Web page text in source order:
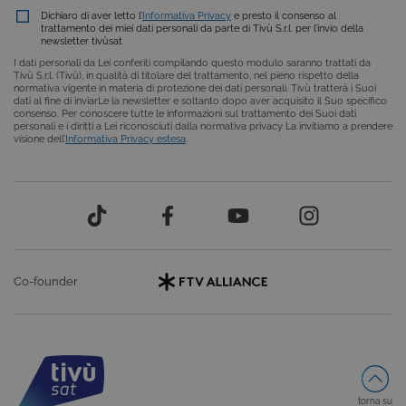
Dichiaro di aver letto l’Informativa Privacy e presto il consenso al
trattamento dei miei dati personali da parte di Tivù S.r.l. per l’invio della
newsletter tivùsat
I dati personali da Lei conferiti compilando questo modulo saranno trattati da
Tivù S.r.l. (Tivù), in qualità di titolare del trattamento, nel pieno rispetto della
normativa vigente in materia di protezione dei dati personali. Tivù tratterà i Suoi
dati al fine di inviarLe la newsletter e soltanto dopo aver acquisito il Suo specifico
consenso. Per conoscere tutte le informazioni sul trattamento dei Suoi dati
personali e i diritti a Lei riconosciuti dalla normativa privacy La invitiamo a prendere
visione dell’Informativa Privacy estesa
Co-founder
torna su
utilizzato per
utente
dal server.
CookieScriptConsent
CookieScript
.tivu.tv
6 mesi
Questo
viene
ASP.NET_SessionId
sessione
piattaforma
uso